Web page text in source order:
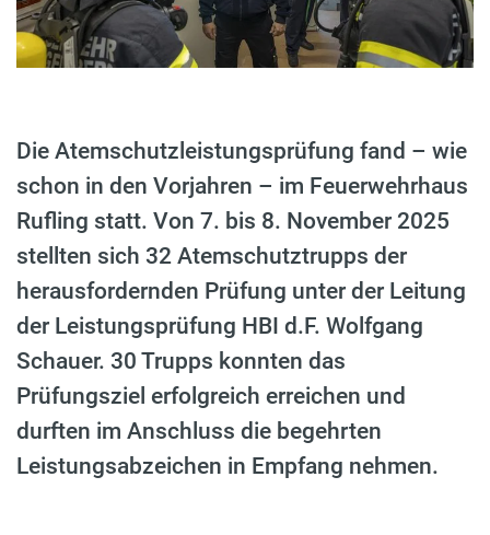
Die Atemschutzleistungsprüfung fand – wie
schon in den Vorjahren – im Feuerwehrhaus
Rufling statt. Von 7. bis 8. November 2025
stellten sich 32 Atemschutztrupps der
herausfordernden Prüfung unter der Leitung
der Leistungsprüfung HBI d.F. Wolfgang
Schauer. 30 Trupps konnten das
Prüfungsziel erfolgreich erreichen und
durften im Anschluss die begehrten
Leistungsabzeichen in Empfang nehmen.